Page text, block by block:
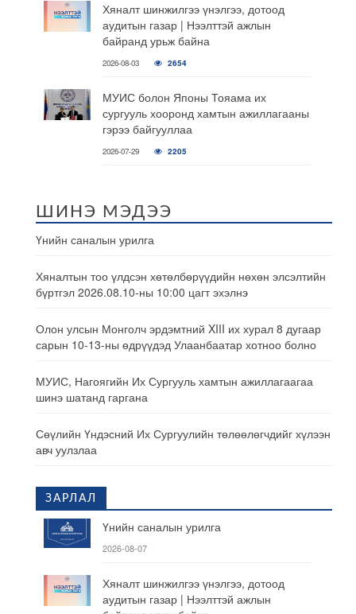
Хяналт шинжилгээ үнэлгээ, дотоод
аудитын газар | Нээлттэй ажлын
байранд урьж байна
2026-08-03 2654
МУИС болон Японы Тояама их
сургууль хооронд хамтын ажиллагааны
гэрээ байгууллаа
2026-07-29 2205
ШИНЭ МЭДЭЭ
Үнийн саналын урилга
Хяналтын тоо үлдсэн хөтөлбөрүүдийн нөхөн элсэлтийн
бүртгэл 2026.08.10-ны 10:00 цагт эхэлнэ
Олон улсын Монголч эрдэмтний XIII их хурал 8 дугаар
сарын 10-13-ны өдрүүдэд Улаанбаатар хотноо болно
МУИС, Нагоягийн Их Сургууль хамтын ажиллагаагаа
шинэ шатанд гаргана
Сөүлийн Үндэсний Их Сургуулийн төлөөлөгчдийг хүлээн
авч уулзлаа
ЗАРЛАЛ
Үнийн саналын урилга
2026-08-07
Хяналт шинжилгээ үнэлгээ, дотоод
аудитын газар | Нээлттэй ажлын